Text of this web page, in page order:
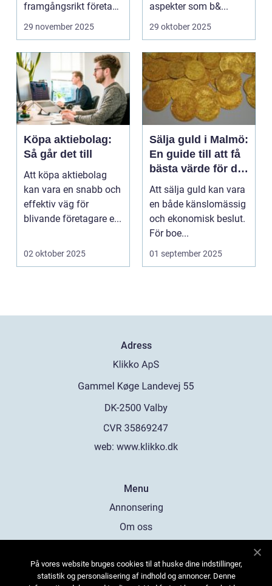
framgångsrikt företag.
I ...
29 november 2025
aspekter som b&...
29 oktober 2025
Köpa aktiebolag:
Så går det till
Att köpa aktiebolag
kan vara en snabb och
effektiv väg för
blivande företagare e...
02 oktober 2025
Sälja guld i Malmö:
En guide till att få
bästa värde för ditt
guld
Att sälja guld kan vara
en både känslomässig
och ekonomisk beslut.
För boe...
01 september 2025
Adress
web: www.klikko.dk
Menu
Annonsering
Om oss
Kontakta oss
På vores website bruges cookies til at huske dine indstillinger,
statistik og personalisering af indhold og annoncer. Denne